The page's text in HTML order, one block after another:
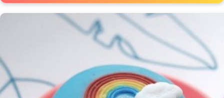
과
카
의
콤